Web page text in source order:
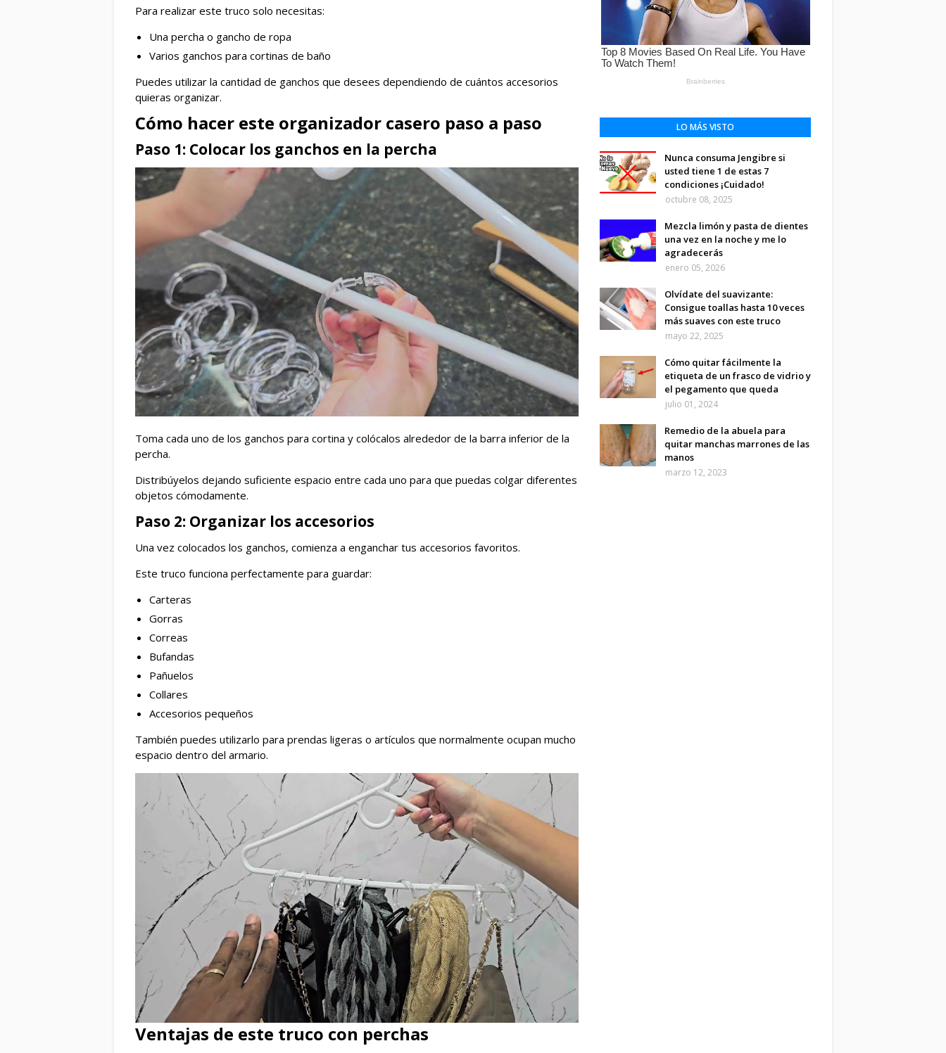
Para realizar este truco solo necesitas:
Una percha o gancho de ropa
Varios ganchos para cortinas de baño
Puedes utilizar la cantidad de ganchos que desees dependiendo de cuántos accesorios
quieras organizar.
Cómo hacer este organizador casero paso a paso
Paso 1: Colocar los ganchos en la percha
Toma cada uno de los ganchos para cortina y colócalos alrededor de la barra inferior de la
percha.
Distribúyelos dejando suficiente espacio entre cada uno para que puedas colgar diferentes
objetos cómodamente.
Paso 2: Organizar los accesorios
Una vez colocados los ganchos, comienza a enganchar tus accesorios favoritos.
Este truco funciona perfectamente para guardar:
Carteras
Gorras
Correas
Bufandas
Pañuelos
Collares
Accesorios pequeños
También puedes utilizarlo para prendas ligeras o artículos que normalmente ocupan mucho
espacio dentro del armario.
Ventajas de este truco con perchas
LO MÁS VISTO
Nunca consuma Jengibre si
usted tiene 1 de estas 7
condiciones ¡Cuidado!
octubre 08, 2025
Mezcla limón y pasta de dientes
una vez en la noche y me lo
agradecerás
enero 05, 2026
Olvídate del suavizante:
Consigue toallas hasta 10 veces
más suaves con este truco
mayo 22, 2025
Cómo quitar fácilmente la
etiqueta de un frasco de vidrio y
el pegamento que queda
julio 01, 2024
Remedio de la abuela para
quitar manchas marrones de las
manos
marzo 12, 2023